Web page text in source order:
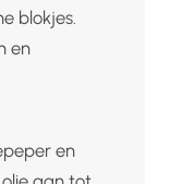
blokjes.
en
en